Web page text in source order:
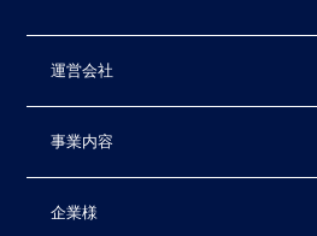
運営会社
事業内容
企業様